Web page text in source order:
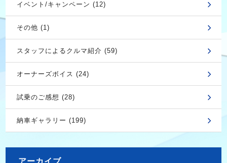
イベント/キャンペーン (12)
その他 (1)
スタッフによるクルマ紹介 (59)
オーナーズボイス (24)
試乗のご感想 (28)
納車ギャラリー (199)